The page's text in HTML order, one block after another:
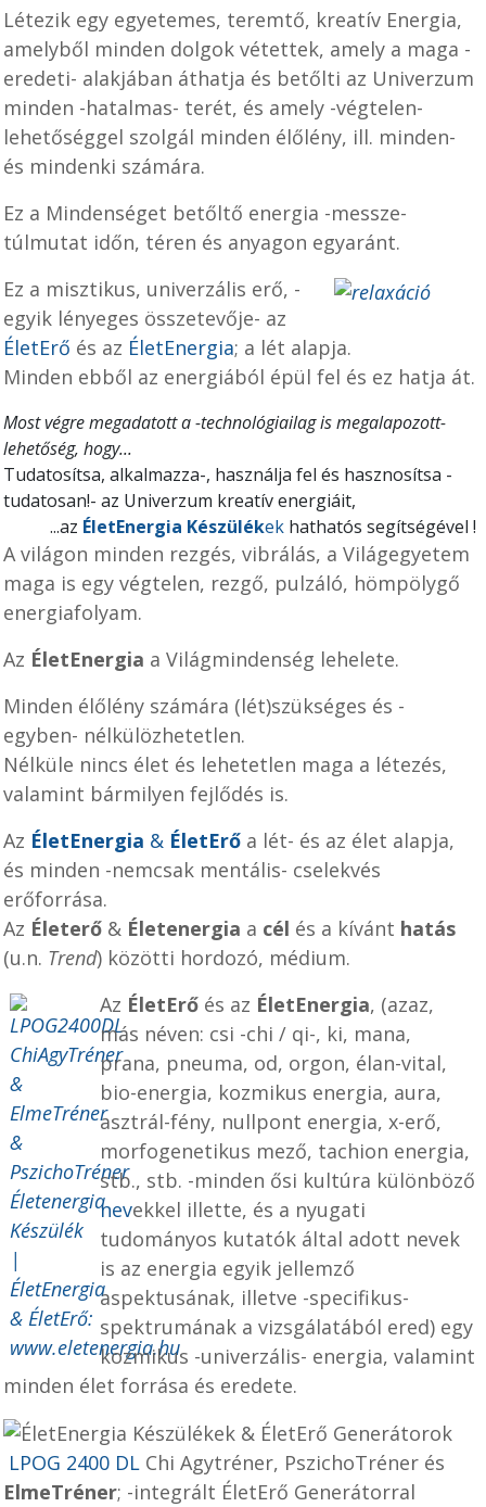
Létezik egy egyetemes, teremtő, kreatív Energia,
amelyből minden dolgok vétettek, amely a maga -
eredeti- alakjában áthatja és betőlti az Univerzum
minden -hatalmas- terét, és amely -végtelen-
lehetőséggel szolgál minden élőlény, ill. minden-
és mindenki számára.
Ez a Mindenséget betőltő energia -messze-
túlmutat időn, téren és anyagon egyaránt.
Ez a misztikus, univerzális erő, -
egyik lényeges összetevője- az
ÉletErő és az ÉletEnergia; a lét alapja.
Minden ebből az energiából épül fel és ez hatja át.
Most végre megadatott a -technológiailag is megalapozott-
lehetőség, hogy...
Tudatosítsa, alkalmazza-, használja fel és hasznosítsa -
tudatosan!- az Univerzum kreatív energiáit,
...az ÉletEnergia Készülékek hathatós segítségével !
A világon minden rezgés, vibrálás, a Világegyetem
maga is egy végtelen, rezgő, pulzáló, hömpölygő
energiafolyam.
Az ÉletEnergia a Világmindenség lehelete.
Minden élőlény számára (lét)szükséges és -
egyben- nélkülözhetetlen.
Nélküle nincs élet és lehetetlen maga a létezés,
valamint bármilyen fejlődés is.
Az ÉletEnergia & ÉletErő a lét- és az élet alapja,
és minden -nemcsak mentális- cselekvés
erőforrása.
Az Életerő & Életenergia a cél és a kívánt hatás
(u.n. Trend) közötti hordozó, médium.
Az ÉletErő és az ÉletEnergia, (azaz,
más néven: csi -chi / qi-, ki, mana,
prana, pneuma, od, orgon, élan-vital,
bio-energia, kozmikus energia, aura,
asztrál-fény, nullpont energia, x-erő,
morfogenetikus mező, tachion energia,
stb., stb. -minden ősi kultúra különböző
nevekkel illette, és a nyugati
tudományos kutatók által adott nevek
is az energia egyik jellemző
aspektusának, illetve -specifikus-
spektrumának a vizsgálatából ered) egy
kozmikus -univerzális- energia, valamint
minden élet forrása és eredete.
LPOG 2400 DL Chi Agytréner, PszichoTréner és
ElmeTréner; -integrált ÉletErő Generátorral